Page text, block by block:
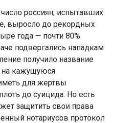
россиян, испытавших
выросло до рекордных
года — почти 80%
подвергались нападкам
получило название
на кажущуюся
для жертвы
до суицида. Но есть
защитить свои права
нотариусов протокол